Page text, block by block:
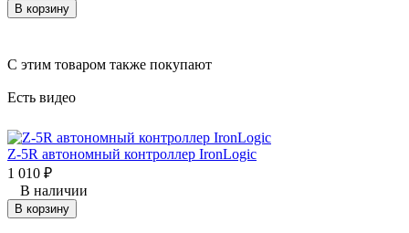
В корзину
C этим товаром также покупают
Есть видео
Z-5R автономный контроллер IronLogic
1 010 ₽
В наличии
В корзину